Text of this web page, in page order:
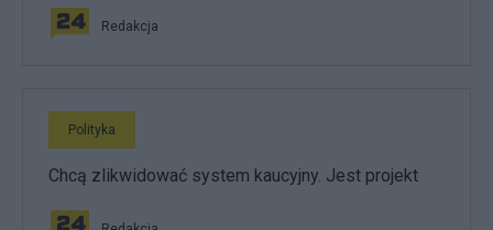
Redakcja
Polityka
Chcą zlikwidować system kaucyjny. Jest projekt